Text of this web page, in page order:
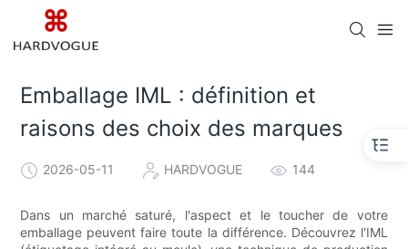
Emballage IML : définition et
raisons des choix des marques
2026-05-11 HARDVOGUE 144
Dans un marché saturé, l'aspect et le toucher de votre
emballage peuvent faire toute la différence. Découvrez l'IML